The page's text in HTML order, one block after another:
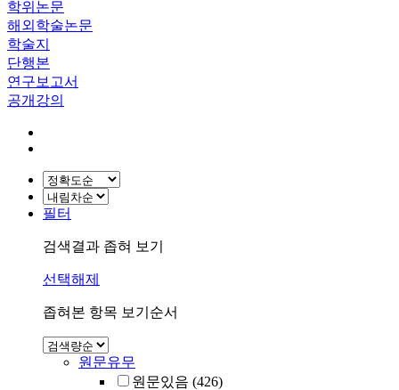
학위논문
해외학술논문
학술지
단행본
연구보고서
공개강의
필터
검색결과 좁혀 보기
선택해제
좁혀본 항목 보기순서
원문유무
원문있음 (426)